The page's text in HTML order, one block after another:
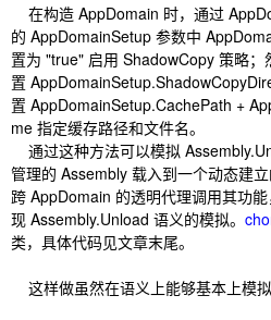
在构造 AppDomain 时，通过
的 AppDomainSetup 参数中
置为 "true" 启用 ShadowCopy 策略；
置
置 AppDomainSetup.CachePath +
me 指定缓存路径和文件名。
通过这种方法可以模拟
管理的 Assembly 载入到一个动态建
跨 AppDomain 的透明代理调用其功
现 Assembly.Unload 语义的模拟。
类，具体代码见文章末尾。
这样做虽然在语义上能够基本上模